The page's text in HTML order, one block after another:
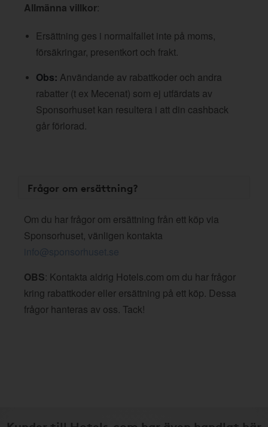
Allmänna villkor:
Ersättning ges i normalfallet inte på moms,
försäkringar, presentkort och frakt.
Obs: Användande av rabattkoder och andra
rabatter (t ex Mecenat) som ej utfärdats av
Sponsorhuset kan resultera i att din cashback
går förlorad.
Frågor om ersättning?
Om du har frågor om ersättning från ett köp via
Sponsorhuset, vänligen kontakta
info@sponsorhuset.se
OBS: Kontakta aldrig Hotels.com om du har frågor
kring rabattkoder eller ersättning på ett köp. Dessa
frågor hanteras av oss. Tack!